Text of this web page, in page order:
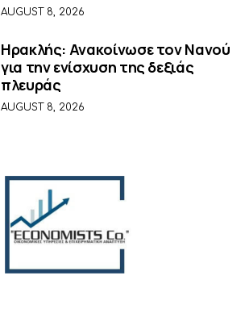
AUGUST 8, 2026
Ηρακλής: Ανακοίνωσε τον Νανού
για την ενίσχυση της δεξιάς
πλευράς
AUGUST 8, 2026